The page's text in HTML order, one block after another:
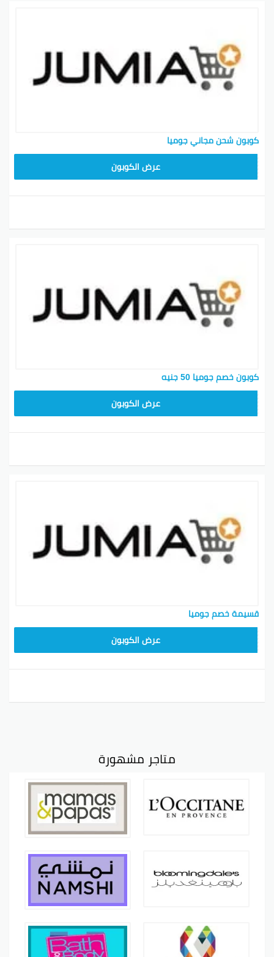
كوبون شحن مجاني جوميا
عرض الكوبون
كوبون خصم جوميا 50 جنيه
عرض الكوبون
قسيمة خصم جوميا
عرض الكوبون
متاجر مشهورة